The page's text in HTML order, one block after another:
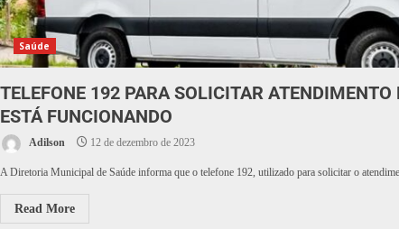
Saúde
TELEFONE 192 PARA SOLICITAR
ESTÁ FUNCIONANDO
Adilson 12 de dezembro de 2023
A Diretoria Municipal de Saúde informa que o telefone 192, utilizado para solicitar o
Read More